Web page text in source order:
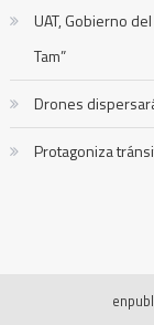
UAT, Gobierno
Tam”
Drones
Protagoniza